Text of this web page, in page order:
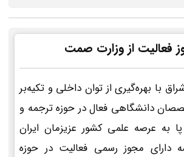
فعالیت از وزارت صمت
با بهره‌گیری از توان داخلی و تکیه‌بر
دانشگاهی فعال در حوزه ترجمه و
به عرصه علمی کشور عزیزمان ایران
دارای مجوز رسمی فعالیت در حوزه